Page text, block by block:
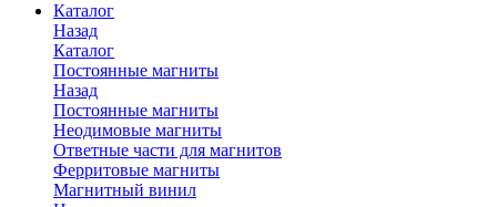
Каталог
Назад
Каталог
Постоянные магниты
Назад
Постоянные магниты
Неодимовые магниты
Ответные части для магнитов
Ферритовые магниты
Магнитный винил